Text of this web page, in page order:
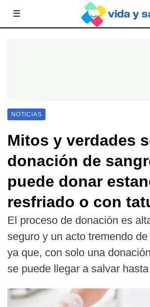
☰
NOTICIAS
Mitos y verdades
donación de
puede donar
resfriado o con
El proceso de donación es
seguro y un acto tremendo
ya que, con solo una
se puede llegar a salvar